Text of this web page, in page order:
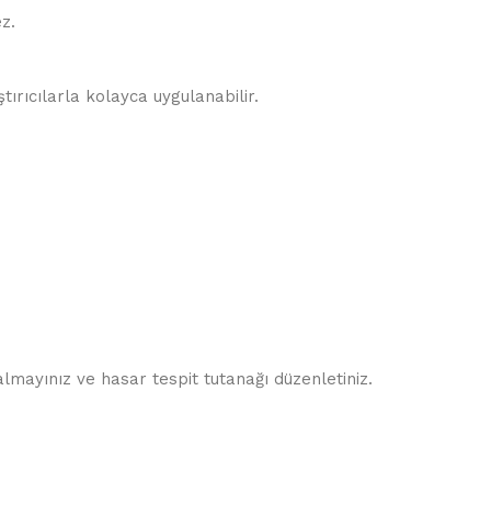
kolayca uygulanabilir.
ve hasar tespit tutanağı düzenletiniz.